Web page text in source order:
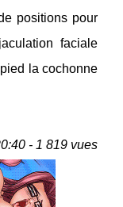
positions pour
faciale
la cochonne
- 1 819 vues